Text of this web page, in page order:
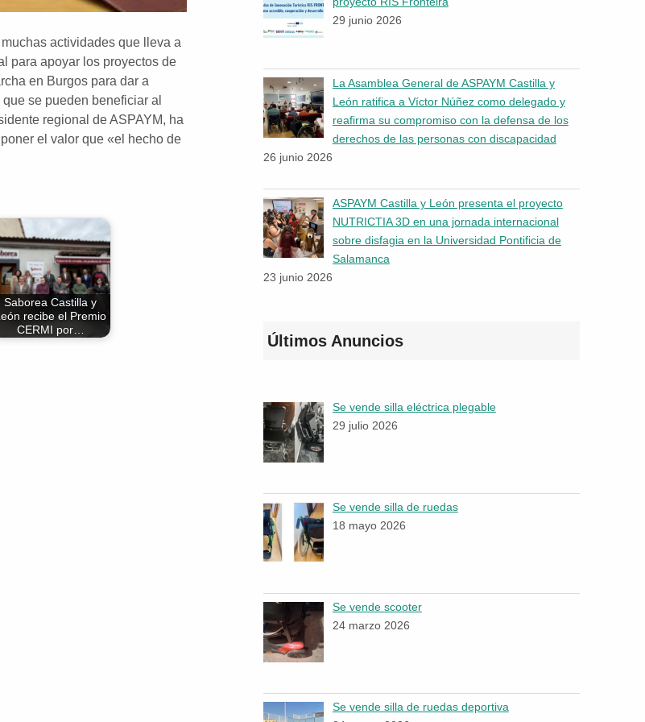
actividades que lleva a
para apoyar los proyectos de
en Burgos para dar a
se pueden beneficiar al
regional de ASPAYM, ha
el valor que «el hecho de
Saborea Castilla y
recibe el Premio
CERMI por…
29 junio 2026
La Asamblea General de ASPAYM Castilla y
León ratifica a Víctor Núñez como delegado y
reafirma su compromiso con la defensa de los
derechos de las personas con discapacidad
26 junio 2026
ASPAYM Castilla y León presenta el proyecto
NUTRICTIA 3D en una jornada internacional
sobre disfagia en la Universidad Pontificia de
Salamanca
23 junio 2026
Últimos Anuncios
Se vende silla eléctrica plegable
29 julio 2026
Se vende silla de ruedas
18 mayo 2026
Se vende scooter
24 marzo 2026
Se vende silla de ruedas deportiva